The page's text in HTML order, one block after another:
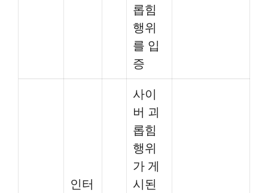
롭힘
행위
를 입
증
인터
사이
버 괴
롭힘
행위
가 게
시된